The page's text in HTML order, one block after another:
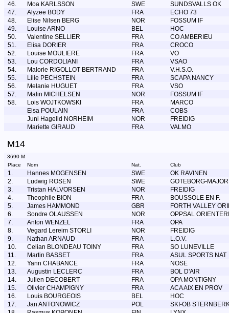
46.
Moa KARLSSON SWE
SUNDSVALLS OK
47.
Alyzee BODY FRA
ECHO 73
48.
Elise Nilsen BERG NOR
FOSSUM IF
49.
Louise ARNO BEL
HOC
50.
Valentine SELLIER FRA
CO AMBERIEU
51.
Elisa DORIER FRA
CROCO
52.
Louise MOULIERE FRA
VO
53.
Lou CORDOLIANI FRA
VSAO
54.
Malorie RIGOLLOT BERTRAND FRA
V.H.S.O.
55.
Lilie PECHSTEIN FRA
SCAPA NANCY
56.
Melanie HUGUET FRA
VSO
57.
Malin MICHELSEN NOR
FOSSUM IF
58.
Lois WOJTKOWSKI FRA
MARCO
Elsa POULAIN
FRA
COBS
Juni Hagelid NORHEIM
NOR
FREIDIG
Mariette GIRAUD
FRA VALMO
M14
3690 M
Place
Nom Nat. Club
1. Hannes MOGENSEN SWE
OK RAVINEN
2.
Ludwig ROSEN SWE
GOTEBORG-
3.
Tristan HALVORSEN NOR
FREIDIG
4.
Theophile BION FRA
BOUSSOLE EN F.
5.
James HAMMOND GBR
FORTH VALLEY
6.
Sondre OLAUSSEN NOR
OPPSAL
7.
Anton WENZEL FRA
OPA
8.
Vegard Lereim STORLI NOR
FREIDIG
9.
Nathan ARNAUD FRA
L.O.V.
10.
Celian BLONDEAU TOINY FRA
SO LUNEVILLE
11.
Martin BASSET FRA
ASUL SPORTS NAT
12.
Yann CHABANCE FRA
NOSE
13.
Augustin LECLERC FRA
BOL D'AIR
14.
Julien DECOBERT FRA
OPA MONTIGNY
15.
Olivier CHAMPIGNY FRA
ACA AIX EN PROV
16.
Louis BOURGEOIS BEL
HOC
17.
Jan ANTONOWICZ POL
SKI-OB